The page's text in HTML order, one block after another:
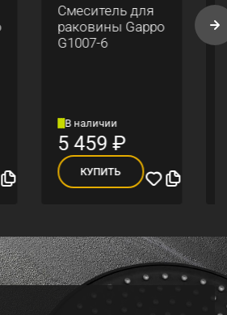
Смеситель для
раковины Gappo
G1007-6
В наличии
5 459₽
КУПИТЬ